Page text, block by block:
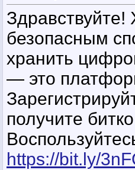
безопасным
хранить
— это
получите
https://bit.ly/